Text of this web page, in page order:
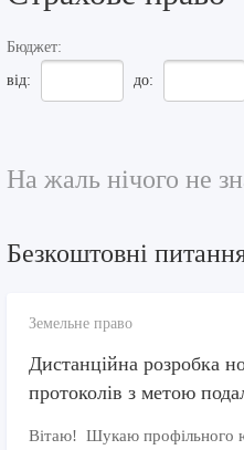
Бюджет:
від:
до:
На жаль нічого не
Безкоштовні
Земельне право
Дистанційна розробка
протоколів з метою
Вітаю! Шукаю профільного